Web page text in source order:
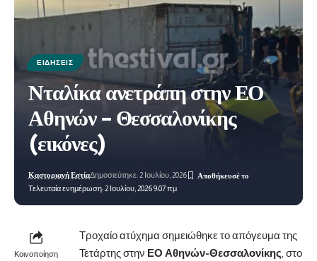
ΕΙΔΉΣΕΙΣ
Νταλίκα ανετράπη στην ΕΟ
Αθηνών – Θεσσαλονίκης
(εικόνες)
Τελευταία ενημέρωση: 2 Ιουλίου, 2026 9:07 πμ
Καστοριανή ΕστίαΔημοσιεύτηκε: 2 Ιουλίου, 2026
Κοινοποίηση
Τροχαίο ατύχημα σημειώθηκε το απόγευμα της
Τετάρτης στην ΕΟ Αθηνών-Θεσσαλονίκης , στο